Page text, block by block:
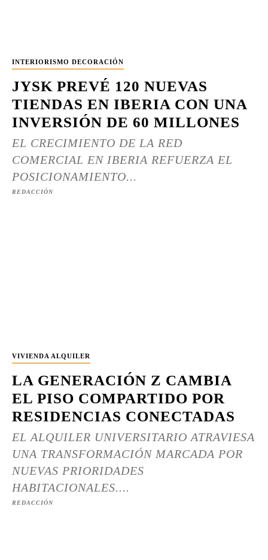
INTERIORISMO DECORACIÓN
JYSK PREVÉ 120 NUEVAS
TIENDAS EN IBERIA CON UNA
INVERSIÓN DE 60 MILLONES
EL CRECIMIENTO DE LA RED
COMERCIAL EN IBERIA REFUERZA EL
POSICIONAMIENTO...
REDACCIÓN
VIVIENDA ALQUILER
LA GENERACIÓN Z CAMBIA
EL PISO COMPARTIDO POR
RESIDENCIAS CONECTADAS
EL ALQUILER UNIVERSITARIO ATRAVIESA
UNA TRANSFORMACIÓN MARCADA POR
NUEVAS PRIORIDADES
HABITACIONALES....
REDACCIÓN